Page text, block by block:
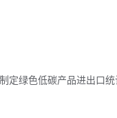
定绿色低碳产品进出口